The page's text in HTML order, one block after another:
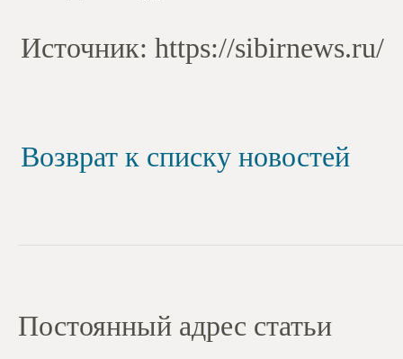
Источник: https://sibirnews.ru/
Возврат к списку новостей
Постоянный адрес статьи